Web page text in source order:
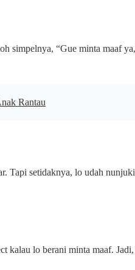
simpelnya, “Gue minta maaf
Rantau
Tapi setidaknya, lo udah
kalau lo berani minta maaf.